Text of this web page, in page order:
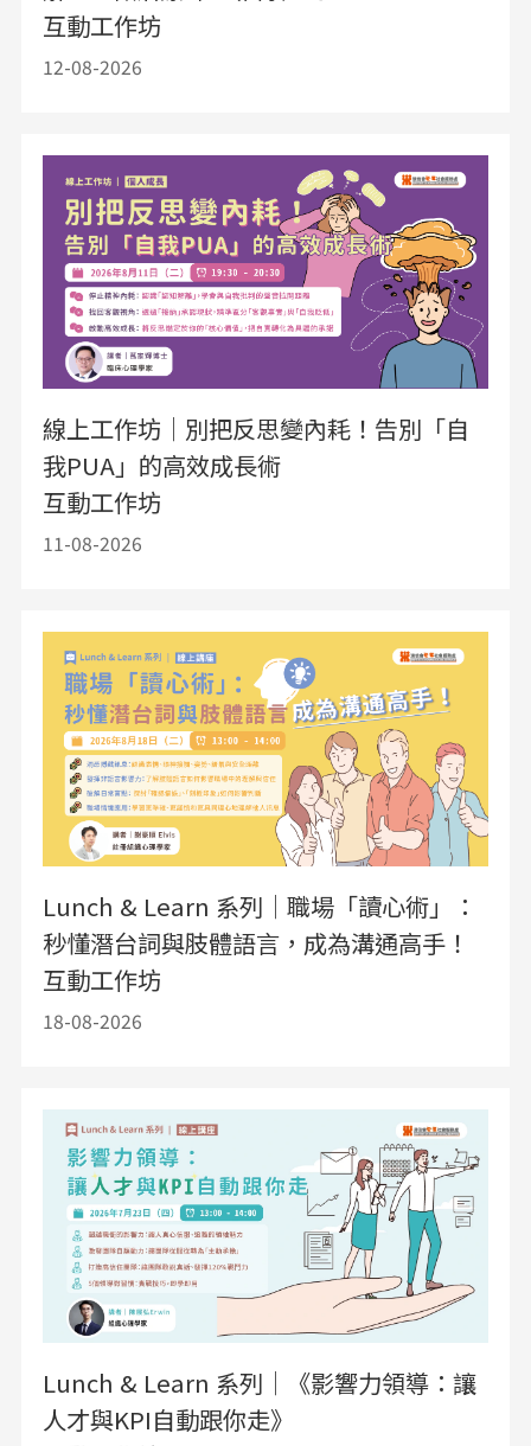
互動工作坊
12-08-2026
線上工作坊｜別把反思變內耗！告別「自
我PUA」的高效成長術
互動工作坊
11-08-2026
Lunch & Learn 系列｜職場「讀心術」：
秒懂潛台詞與肢體語言，成為溝通高手！
互動工作坊
18-08-2026
Lunch & Learn 系列｜《影響力領導：讓
人才與KPI自動跟你走》